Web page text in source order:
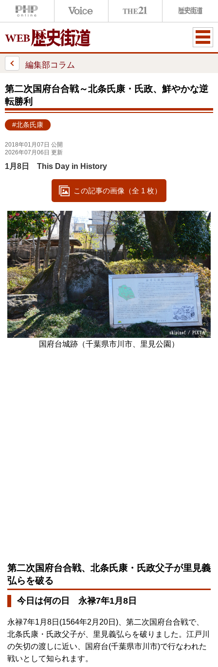
ME
編集部コラム
第二次国府台合戦～北条氏康・氏政、鮮やかな逆
転勝利
#北条氏康
2018年01月07日 公開
2026年07月06日 更新
1月8日 This Day in History
この記事の画像（全 1 枚）
国府台城跡（千葉県市川市、里見公園）
第二次国府台合戦、北条氏康・氏政父子が里見義
弘らを破る
今日は何の日 永禄7年1月8日
永禄7年1月8日(1564年2月20日)、第二次国府台合戦で、
北条氏康・氏政父子が、里見義弘らを破りました。江戸川
の矢切の渡しに近い、国府台(千葉県市川市)で行なわれた
戦いとして知られます。